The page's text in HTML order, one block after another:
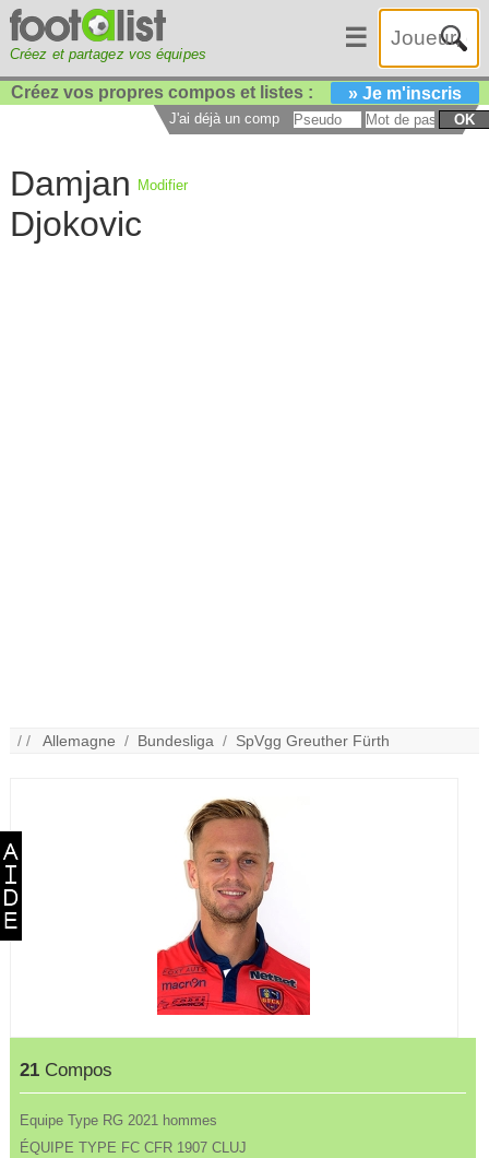
Créez et partagez vos équipes
☰
Créez vos propres compos et listes : » Je m'inscris
J'ai déjà un compte : OK
Damjan
Djokovic
Modifier
/ /Allemagne / Bundesliga / SpVgg Greuther Fürth
21 Compos
Equipe Type RG 2021 hommes
ÉQUIPE TYPE FC CFR 1907 CLUJ